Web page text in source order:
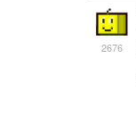
2676